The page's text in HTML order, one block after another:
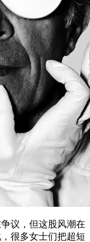
议，但这股风潮在
很多女士们把超短